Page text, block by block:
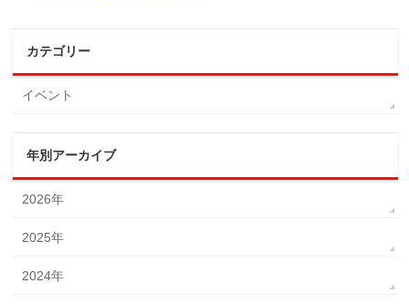
カテゴリー
イベント
年別アーカイブ
2026年
2025年
2024年